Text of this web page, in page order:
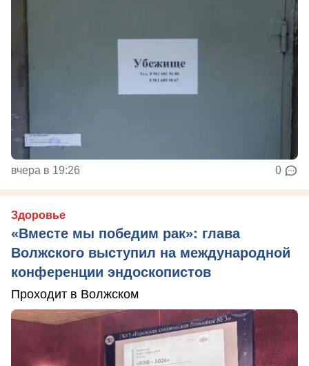
вчера в 19:26 0
Здоровье
«Вместе мы победим рак»: глава
Волжского выступил на международной
конференции эндоскопистов
Проходит в Волжском